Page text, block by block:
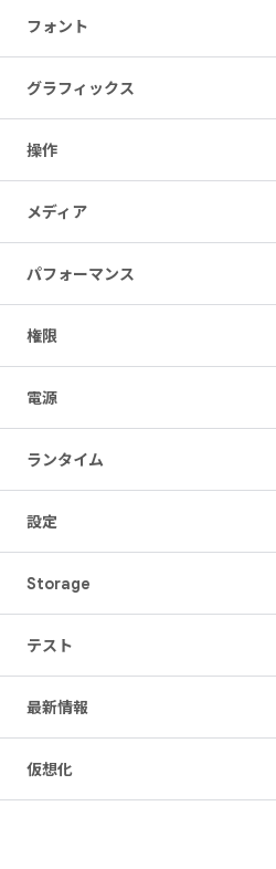
フォント
グラフィックス
操作
メディア
パフォーマンス
権限
電源
ランタイム
設定
Storage
テスト
最新情報
仮想化
リソース
Android リポジトリ
ダウンロード
バイナリのプレビュー
ドライバのバイナリ